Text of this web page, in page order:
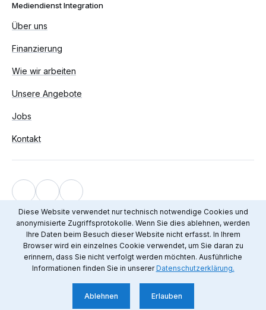
Diese Website verwendet nur technisch notwendige Cookies und
anonymisierte Zugriffsprotokolle. Wenn Sie dies ablehnen, werden
Ihre Daten beim Besuch dieser Website nicht erfasst. In Ihrem
Browser wird ein einzelnes Cookie verwendet, um Sie daran zu
erinnern, dass Sie nicht verfolgt werden möchten. Ausführliche
Informationen finden Sie in unsererDatenschutzerklärung.
Ablehnen Erlauben
Mediendienst Integration
Über uns
Finanzierung
Wie wir arbeiten
Unsere Angebote
Jobs
Kontakt
© 2012 - 2026 Mediendienst Integration
Impressum
Datenschutz